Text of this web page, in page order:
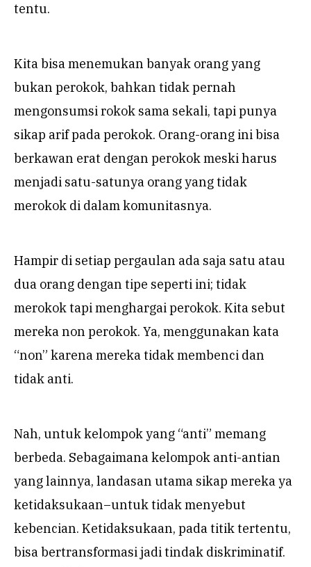
tentu.
Kita bisa menemukan banyak orang yang
bukan perokok, bahkan tidak pernah
mengonsumsi rokok sama sekali, tapi punya
sikap arif pada perokok. Orang-orang ini bisa
berkawan erat dengan perokok meski harus
menjadi satu-satunya orang yang tidak
merokok di dalam komunitasnya.
Hampir di setiap pergaulan ada saja satu atau
dua orang dengan tipe seperti ini; tidak
merokok tapi menghargai perokok. Kita sebut
mereka non perokok. Ya, menggunakan kata
“non” karena mereka tidak membenci dan
tidak anti.
Nah, untuk kelompok yang “anti” memang
berbeda. Sebagaimana kelompok anti-antian
yang lainnya, landasan utama sikap mereka ya
ketidaksukaan–untuk tidak menyebut
kebencian. Ketidaksukaan, pada titik tertentu,
bisa bertransformasi jadi tindak diskriminatif.